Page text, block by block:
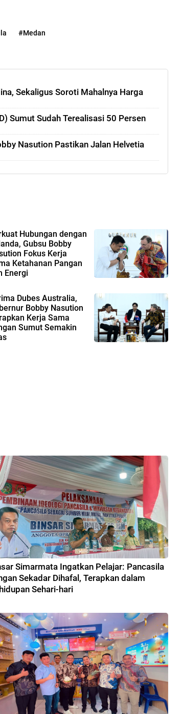
#Medan
Sekaligus Soroti Mahalnya Harga
Sumut Sudah Terealisasi 50 Persen
Nasution Pastikan Jalan Helvetia
Hubungan dengan
Gubsu Bobby
Fokus Kerja
Ketahanan Pangan
Energi
Dubes Australia,
Bobby Nasution
Kerja Sama
Sumut Semakin
Simarmata Ingatkan Pelajar: Pancasila
Sekadar Dihafal, Terapkan dalam
Sehari-hari